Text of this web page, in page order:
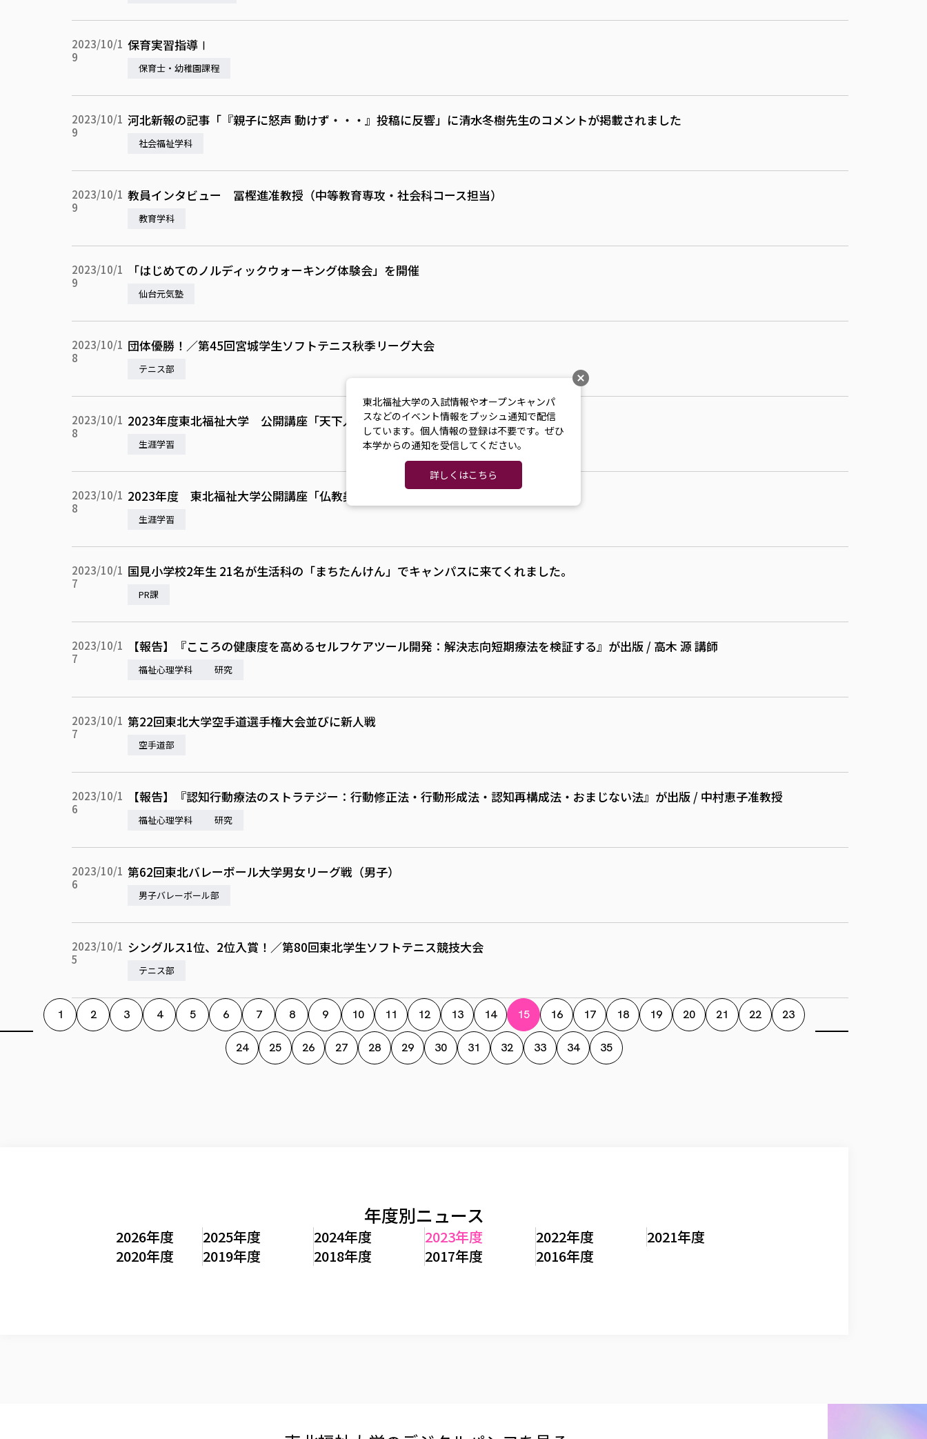
2023/10/1
9
保育実習指導Ⅰ
保育士・幼稚園課程
2023/10/1
9
河北新報の記事「『親子に怒声 動けず・・・』投稿に反響」に清水冬樹先生のコメントが掲載されました
社会福祉学科
2023/10/1
9
教員インタビュー 冨樫進准教授（中等教育専攻・社会科コース担当）
教育学科
2023/10/1
9
「はじめてのノルディックウォーキング体験会」を開催
仙台元気塾
2023/10/1
8
団体優勝！／第45回宮城学生ソフトテニス秋季リーグ大会
テニス部
2023/10/1
8
2023年度東北福祉大学 公開講座「天下人・家康の正体」
生涯学習
2023/10/1
8
2023年度 東北福祉大学公開講座「仏教美術探索」
生涯学習
2023/10/1
7
国見小学校2年生 21名が生活科の「まちたんけん」でキャンパスに来てくれました。
PR課
2023/10/1
7
【報告】『こころの健康度を高めるセルフケアツール開発：解決志向短期療法を検証する』が出版 / 高木 源 講師
福祉心理学科 研究
2023/10/1
7
第22回東北大学空手道選手権大会並びに新人戦
空手道部
2023/10/1
6
【報告】『認知行動療法のストラテジー：行動修正法・行動形成法・認知再構成法・おまじない法』が出版 / 中村恵子准教授
福祉心理学科 研究
2023/10/1
6
第62回東北バレーボール大学男女リーグ戦（男子）
男子バレーボール部
2023/10/1
5
シングルス1位、2位入賞！／第80回東北学生ソフトテニス競技大会
テニス部
1 2 3 4 5 6 7 8 9 10 11 12 13 14 15 16 17 18 19 20 21 22 23
24 25 26 27 28 29 30 31 32 33 34 35
年度別ニュース
2026年度 2025年度 2024年度 2023年度 2022年度
2021年度
2020年度
2019年度 2018年度 2017年度 2016年度
東北福祉大学の入試情報やオープンキャンパ
スなどのイベント情報をプッシュ通知で配信
しています。個人情報の登録は不要です。ぜひ
本学からの通知を受信してください。
詳しくはこちら